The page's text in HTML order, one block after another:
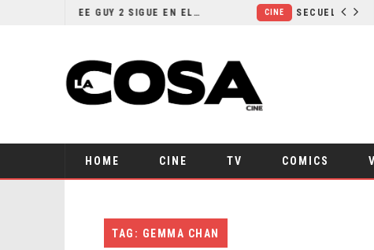
¿POR QUÉ FREE GUY 2 SIGUE EN EL LIMBO?
HOME CINE TV COMICS
TAG: GEMMA CHAN